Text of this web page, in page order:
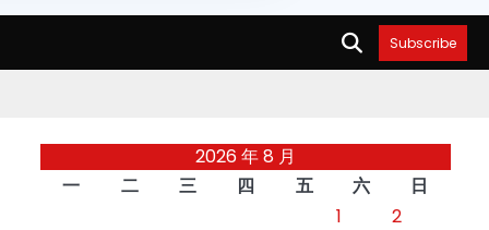
Subscribe
2026 年 8 月
一
二 三 四 五 六
日
1
2